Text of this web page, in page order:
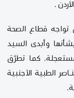
.
تواجه قطاع الصحة
وأبدى السيد
كما تطرَّق
الطبية الأجنبية